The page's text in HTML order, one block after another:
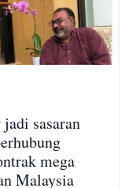
sasaran
mega
Malaysia